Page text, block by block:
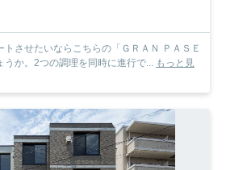
トさせたいならこちらの「ＧＲＡＮ ＰＡＳＥ
うか。2つの調理を同時に進行で... もっと見